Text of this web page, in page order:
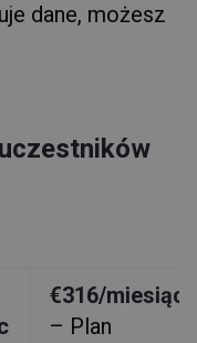
dane, możesz
€316/miesiąc
– Plan